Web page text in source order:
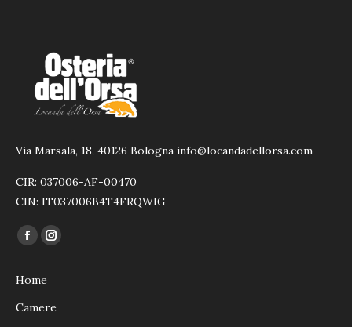
Via Marsala, 18, 40126 Bologna info@locandadellorsa.com
CIR: 037006-AF-00470
CIN: IT037006B4T4FRQWIG
Ci puoi trovare su:
Facebook
opens
in
Instagram
in
Home
Camere